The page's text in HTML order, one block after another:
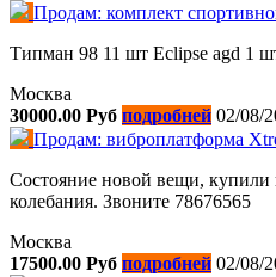
Продам: комплект
Типман 98 11 шт Eclipse agd 1
Москва
30000.00 Руб подробней 02/08/
Продам: виброплатформа
Состояние новой вещи, купили
колебания. Звоните 78676565
Москва
17500.00 Руб подробней 02/08/